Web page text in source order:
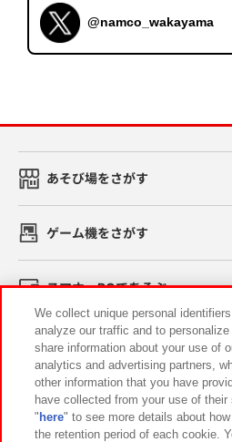
@namco_wakayama
あそび場をさがす
ゲーム機をさがす
スマホ・PCであそぶ
イベント・キャンペーン
関連会社 サステナビリティ
We collect unique personal
analyze our traffic and to
share information about your use of
analytics and advertising partners,
other information that you have
have collected from your use of
" here" to see more details about
the retention period of each cookie.